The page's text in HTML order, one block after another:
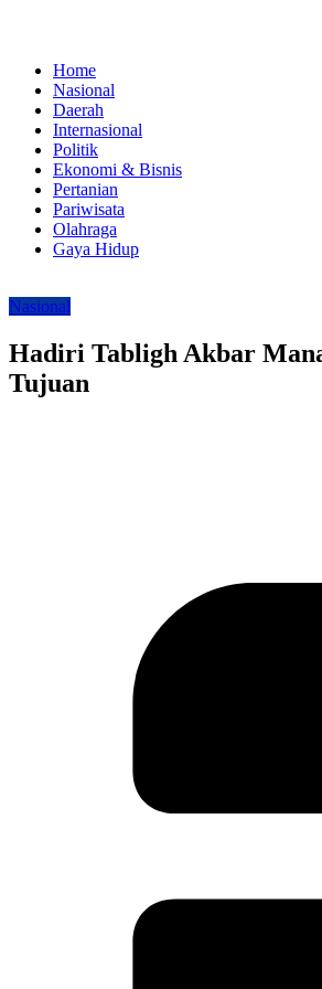
Home
Nasional
Daerah
Internasional
Politik
Ekonomi & Bisnis
Pertanian
Pariwisata
Olahraga
Gaya Hidup
Nasional
Hadiri Tabligh Akbar
Tujuan